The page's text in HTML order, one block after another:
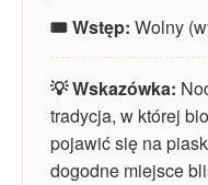
🎟️ Wstęp: Wolny
💡 Wskazówka:
tradycja, w której
pojawić się na
dogodne miejsce